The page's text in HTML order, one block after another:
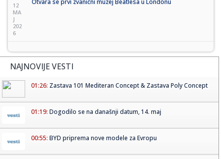
12
MA
J
202
6
NAJNOVIJE VESTI
01:26: Zastava 101 Mediteran Concept & Zastava Poly Concept
01:19: Dogodilo se na današnji datum, 14. maj
00:55: BYD priprema nove modele za Evropu